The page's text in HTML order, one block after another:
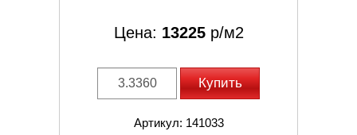
Цена: 13225р/м2
Купить
Артикул: 141033